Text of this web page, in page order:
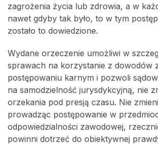
zagrożenia życia lub zdrowia, a w
nawet gdyby tak było, to w tym
zostało to dowiedzione.
Wydane orzeczenie umożliwi w
sprawach na korzystanie z dowodów
postępowaniu karnym i pozwoli
na samodzielność jurysdykcyjną, nie
orzekania pod presją czasu. Nie
prowadząc postępowanie w
odpowiedzialności zawodowej,
powinni dotrzeć do obiektywnej